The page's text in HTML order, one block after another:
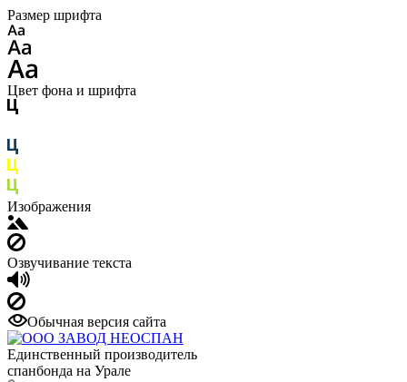
Размер шрифта
Цвет фона и шрифта
Изображения
Озвучивание текста
Обычная версия сайта
Единственный производитель
спанбонда на Урале